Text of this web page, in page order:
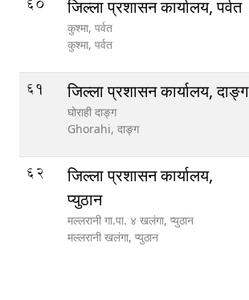
60
जिल्ला प्रशासन कार्यालय, पर्वत
कुश्मा, पर्वत
कुश्मा, पर्वत
61 जिल्ला प्रशासन कार्यालय, दाङ्ग
घोराही दाङ्ग
Ghorahi, दाङ्ग
62
जिल्ला प्रशासन कार्यालय,
प्युठान
मल्लरानी गा.पा. ४ खलंगा, प्युठान
मल्लरानी खलंगा, प्युठान